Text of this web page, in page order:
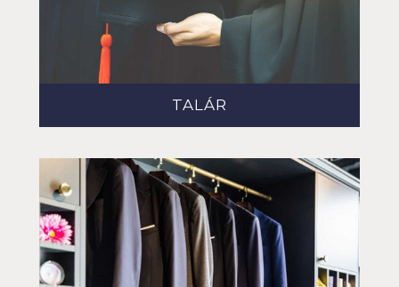
TALÁR